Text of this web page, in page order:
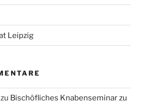
Leipzig
zu Bischöfliches Knabenseminar zu